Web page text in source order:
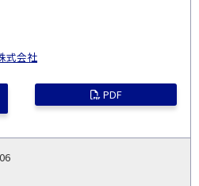
式会社
PDF